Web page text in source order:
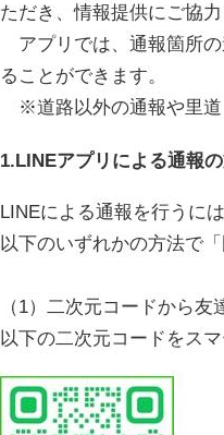
ただき、情報提供にご協力
アプリでは、通報箇所
ることができます。
※道路以外の通報や里道
1.LINEアプリによる通報
LINEによる通報を行うに
以下のいずれかの方法で
（1）二次元コードから友
以下の二次元コードをス